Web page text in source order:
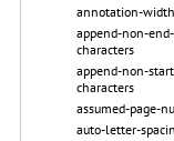
annotation-width
append-non-
characters
append-non-
characters
assumed-page-
auto-letter-